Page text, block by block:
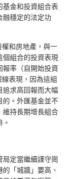
基金和投資組合表
融穩定的法定功
和房地產，與一
個組合的投資表現
報率（自開始投資
表現，因為這組
追求高回報而大幅
的。外匯基金並不
維持長期增長組合
。
局定當繼續謹守崗
「城牆」要高、